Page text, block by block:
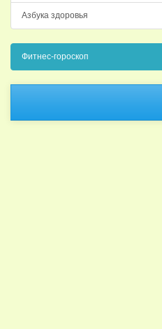
Азбука здоровья
Фитнес-гороскоп